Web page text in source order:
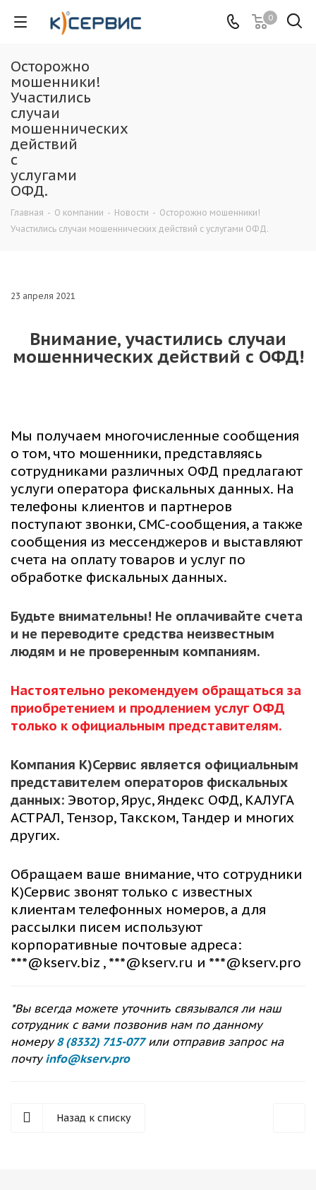
0
Осторожно
мошенники!
Участились
случаи
мошеннических
действий
с
услугами
ОФД.
Главная - О компании - Новости - Осторожно мошенники!
Участились случаи мошеннических действий с услугами ОФД.
23 апреля 2021
Внимание, участились случаи
мошеннических действий с ОФД!
Мы получаем многочисленные сообщения
о том, что мошенники, представляясь
сотрудниками различных ОФД предлагают
услуги оператора фискальных данных. На
телефоны клиентов и партнеров
поступают звонки, СМС-сообщения, а также
сообщения из мессенджеров и выставляют
счета на оплату товаров и услуг по
обработке фискальных данных.
Будьте внимательны! Не оплачивайте счета
и не переводите средства неизвестным
людям и не проверенным компаниям.
Настоятельно рекомендуем обращаться за
приобретением и продлением услуг ОФД
только к официальным представителям.
Компания К)Сервис является официальным
представителем операторов фискальных
данных: Эвотор, Ярус, Яндекс ОФД, КАЛУГА
АСТРАЛ, Тензор, Такском, Тандер и многих
других.
Обращаем ваше внимание, что сотрудники
К)Сервис звонят только с известных
клиентам телефонных номеров, а для
рассылки писем используют
корпоративные почтовые адреса:
***@kserv.biz , ***@kserv.ru и ***@kserv.pro
*Вы всегда можете уточнить связывался ли наш
сотрудник с вами позвонив нам по данному
номеру8 (8332) 715-077или отправив запрос на
почтуinfo@kserv.pro
Назад к списку